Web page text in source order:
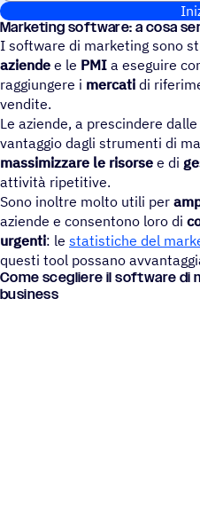
Marke­ting soft­ware: a cosa
I software di marketing sono
aziende e le PMI a eseguire
raggiungere i mercati di
vendite.
Le aziende, a prescindere
vantaggio dagli strumenti di
massimizzare le risorse e di
attività ripetitive.
Sono inoltre molto utili per
aziende e consentono loro di
urgenti: le statistiche del
questi tool possano
Come scegliere il software di
business